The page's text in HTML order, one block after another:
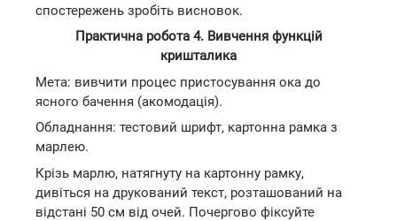
спостережень зробіть висновок.
Практична робота 4. Вивчення функцій
кришталика
Мета: вивчити процес пристосування ока до
ясного бачення (акомодація).
Обладнання: тестовий шрифт, картонна рамка з
марлею.
Крізь марлю, натягнуту на картонну рамку,
дивіться на друкований текст, розташований на
відстані 50 см від очей. Почергово фіксуйте